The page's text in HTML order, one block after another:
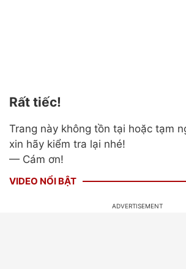
Rất tiếc!
Trang này không tồn tại hoặc tạm
xin hãy kiểm tra lại nhé!
— Cám ơn!
VIDEO NỔI BẬT